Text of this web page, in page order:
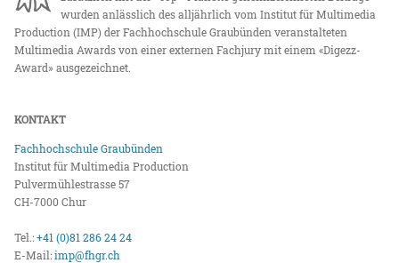
wurden anlässlich des alljährlich vom Institut für Multimedia
Production (IMP) der Fachhochschule Graubünden veranstalteten
Multimedia Awards von einer externen Fachjury mit einem «Digezz-
Award» ausgezeichnet.
KONTAKT
Fachhochschule Graubünden
Institut für Multimedia Production
Pulvermühlestrasse 57
CH-7000 Chur
Tel.:+41 (0)81 286 24 24
E-Mail:imp@fhgr.ch